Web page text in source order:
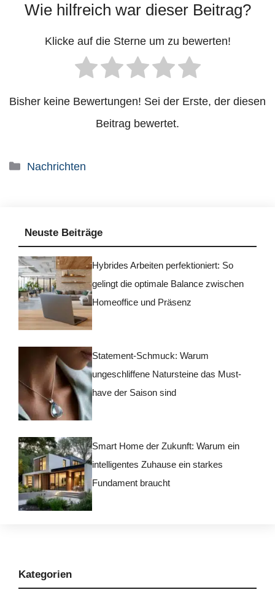
Wie hilfreich war dieser Beitrag?
Klicke auf die Sterne um zu bewerten!
Bisher keine Bewertungen! Sei der Erste, der diesen
Beitrag bewertet.
Kategorien
Nachrichten
Neuste Beiträge
Hybrides Arbeiten perfektioniert: So
gelingt die optimale Balance zwischen
Homeoffice und Präsenz
Statement-Schmuck: Warum
ungeschliffene Natursteine das Must-
have der Saison sind
Smart Home der Zukunft: Warum ein
intelligentes Zuhause ein starkes
Fundament braucht
Kategorien